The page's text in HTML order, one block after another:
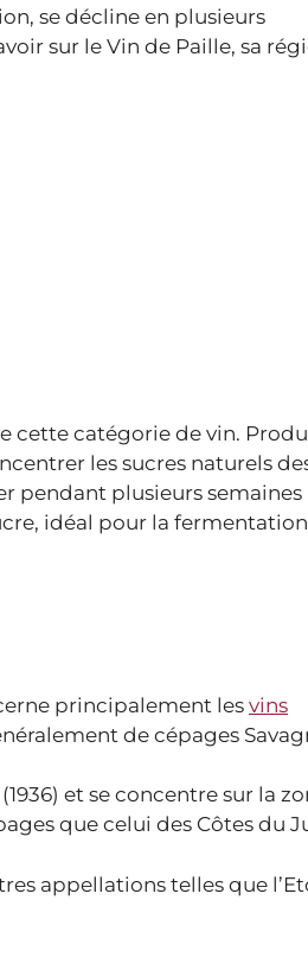
se décline en plusieurs
sur le Vin de Paille, sa
cette catégorie de vin.
les sucres naturels
pendant plusieurs semaines
idéal pour la
principalement les vins
de cépages
et se concentre sur la
que celui des Côtes du
appellations telles que